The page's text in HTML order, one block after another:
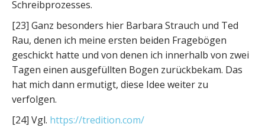
Schreibprozesses.
[23] Ganz besonders hier Barbara Strauch und Ted
Rau, denen ich meine ersten beiden Fragebögen
geschickt hatte und von denen ich innerhalb von zwei
Tagen einen ausgefüllten Bogen zurückbekam. Das
hat mich dann ermutigt, diese Idee weiter zu
verfolgen.
[24] Vgl. https://tredition.com/